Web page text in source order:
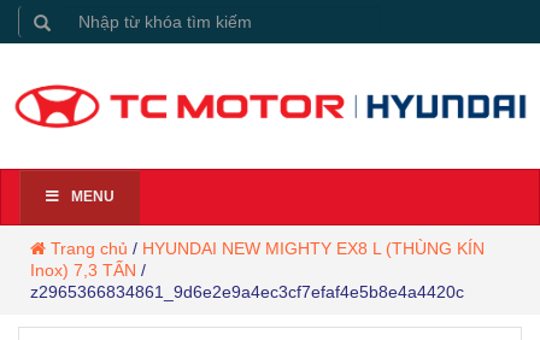
MENU
Trang chủ / HYUNDAI NEW MIGHTY EX8 L (THÙNG KÍN
Inox) 7,3 TẤN /
z2965366834861_9d6e2e9a4ec3cf7efaf4e5b8e4a4420c